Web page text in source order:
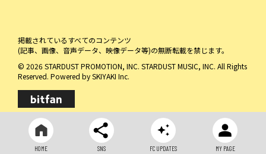
HOME SNS FC UPDATES MY PAGE
掲載されているすべてのコンテンツ
(記事、画像、音声データ、映像データ等)の無断転載を禁じます。
© 2026 STARDUST PROMOTION, INC. STARDUST MUSIC, INC. All Rights
Reserved. Powered bySKIYAKI Inc.